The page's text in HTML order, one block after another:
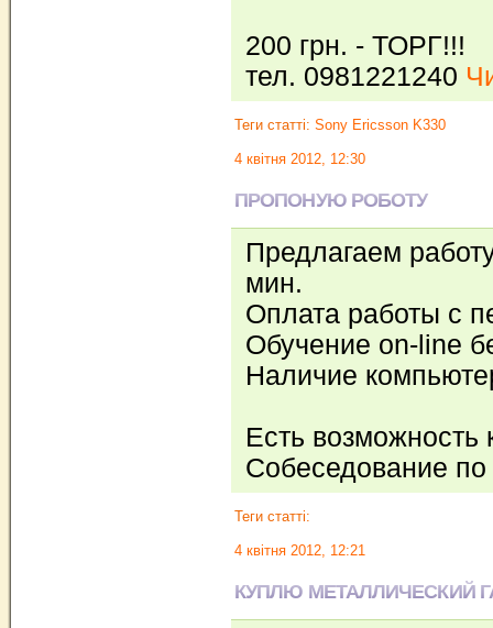
200 грн. - ТОРГ!!!
тел. 0981221240
Теги статті: Sony Ericsson K330
4 квітня 2012, 12:30
ПРОПОНУЮ РОБОТУ
Предлагаем
мин.
Оплата работы с
Обучение on-line
Наличие
Есть возможность
Собеседование
Теги статті:
4 квітня 2012, 12:21
КУПЛЮ МЕТАЛЛИЧЕСКИЙ